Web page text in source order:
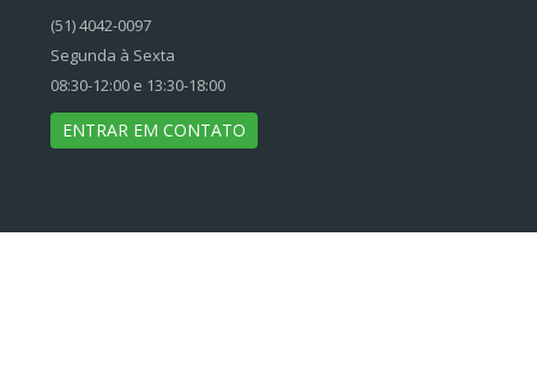
(51) 4042-0097
Segunda à Sexta
08:30-12:00 e 13:30-18:00
ENTRAR EM CONTATO